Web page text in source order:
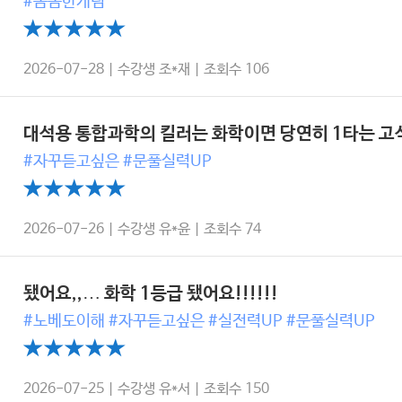
2026-07-28 | 수강생 조*재 | 조회수 106
대석용 통합과학의 킬러는 화학이면 당연히 1타는 고
#자꾸듣고싶은 #문풀실력UP
2026-07-26 | 수강생 유*윤 | 조회수 74
됐어요,,… 화학 1등급 됐어요!!!!!!
#노베도이해 #자꾸듣고싶은 #실전력UP #문풀실력UP
2026-07-25 | 수강생 유*서 | 조회수 150